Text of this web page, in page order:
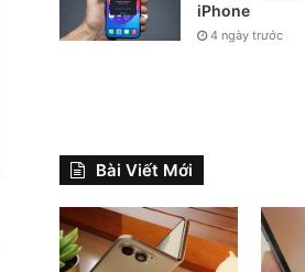
iPhone
4 ngày trước
Bài Viết Mới